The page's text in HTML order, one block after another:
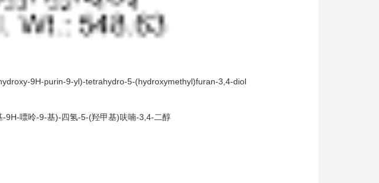
9H-purin-9-yl)-tetrahydro-5-(hydroxymethyl)furan-3,4-diol
9H-嘌呤-9-基)-四氢-5-(羟甲基)呋喃-3,4-二醇